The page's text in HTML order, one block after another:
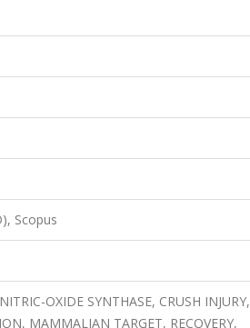
Scopus
OXIDE SYNTHASE, CRUSH INJURY,
MAMMALIAN TARGET, RECOVERY,